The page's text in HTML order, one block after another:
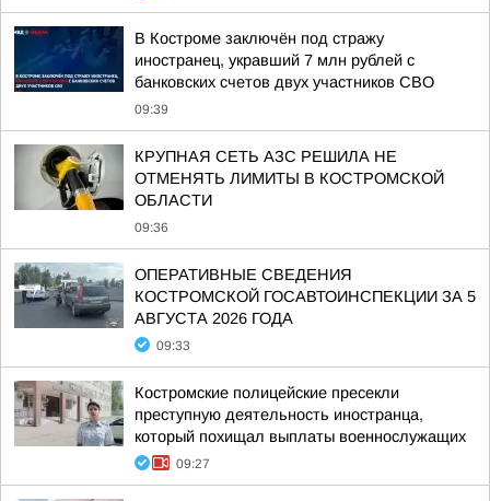
В Костроме заключён под стражу
иностранец, укравший 7 млн рублей с
банковских счетов двух участников СВО
09:39
КРУПНАЯ СЕТЬ АЗС РЕШИЛА НЕ
ОТМЕНЯТЬ ЛИМИТЫ В КОСТРОМСКОЙ
ОБЛАСТИ
09:36
ОПЕРАТИВНЫЕ СВЕДЕНИЯ
КОСТРОМСКОЙ ГОСАВТОИНСПЕКЦИИ ЗА 5
АВГУСТА 2026 ГОДА
09:33
Костромские полицейские пресекли
преступную деятельность иностранца,
который похищал выплаты военнослужащих
09:27